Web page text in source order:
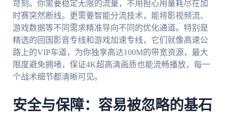
苛刻。你需要稳定无限的流量，不用担心用量耗尽在加
时赛突然断线。更需要智能分流技术，能将影视频流、
游戏数据等不同需求精准导向不同的优化通道。特别是
精选的回国影音专线和游戏加速专线，它们就像高速公
路上的VIP车道，为你独享高达100M的带宽资源，最大
限度避免拥堵，保证4K超高清画质也能流畅播放，每一
个战术细节都清晰可见。
安全与保障：容易被忽略的基石